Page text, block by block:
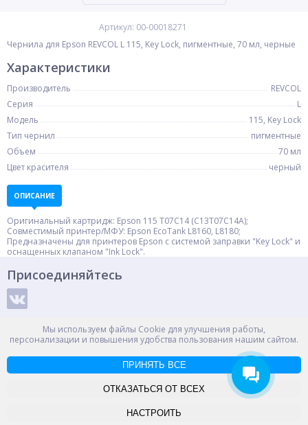
Артикул: 00-00018271
Чернила для Epson REVCOL L 115, Key Lock, пигментные, 70 мл, черные
Характеристики
Производитель
REVCOL
Серия
L
Модель
115, Key Lock
Тип чернил
пигментные
Объем
70 мл
Цвет красителя
черный
ОПИСАНИЕ
Оригинальный картридж: Epson 115 T07C14 (C13T07C14A);
Совместимый принтер/МФУ: Epson EcoTank L8160, L8180;
Предназначены для принтеров Epson c системой заправки "Key Lock" и
оснащенных клапаном "Ink Lock".
Мы используем файлы Cookie для улучшения работы,
персонализации и повышения удобства пользования нашим сайтом.
ПРИНЯТЬ ВСЕ
ОТКАЗАТЬСЯ ОТ ВСЕХ
НАСТРОИТЬ
Присоединяйтесь
Способы оплаты
Россия, Великий Новгород, пр. Александра Корсунова 14А